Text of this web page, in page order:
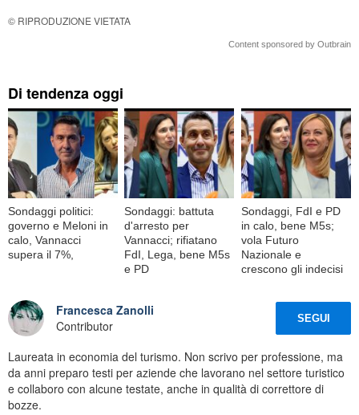
© RIPRODUZIONE VIETATA
Content sponsored by Outbrain
Di tendenza oggi
Sondaggi politici:
governo e Meloni in
calo, Vannacci
supera il 7%,
Sondaggi: battuta
d'arresto per
Vannacci; rifiatano
FdI, Lega, bene M5s
e PD
Sondaggi, FdI e PD
in calo, bene M5s;
vola Futuro
Nazionale e
crescono gli indecisi
Francesca Zanolli
Contributor
SEGUI
Laureata in economia del turismo. Non scrivo per professione, ma
da anni preparo testi per aziende che lavorano nel settore turistico
e collaboro con alcune testate, anche in qualità di correttore di
bozze.